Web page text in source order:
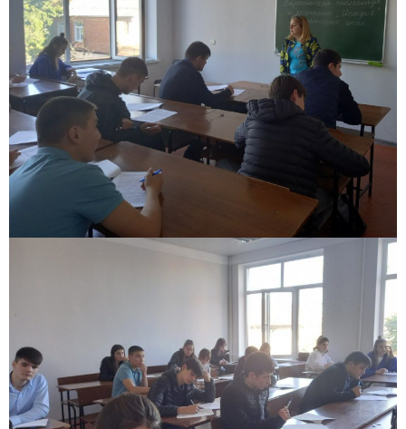
Имя
Телефон
данных в соответствии с Федеральным законом от 27.07.2006 № 152-ФЗ «О
персональных данных», на условиях и для целей, определенных вполитике в
Заполни данные о себе и отправь заявку.
В течение 15-20 минут с вами свяжется специалист
приемной комиссии, ответит на все вопросы и поможет
подобрать интересующую программу обучения.
Подготовь документы для поступления: паспорт, аттестат,
СНИЛС — подать документы можно онлайн или очно.